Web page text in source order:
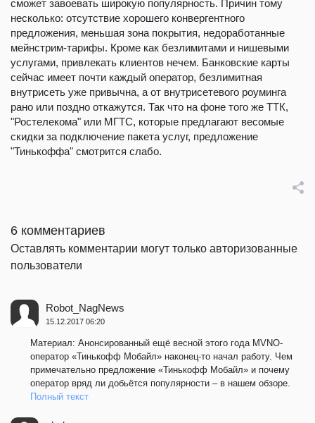
сможет завоевать широкую популярность. Причин тому
несколько: отсутствие хорошего конвергентного
предложения, меньшая зона покрытия, недоработанные
мейнстрим-тарифы. Кроме как безлимитами и нишевыми
услугами, привлекать клиентов нечем. Банковские карты
сейчас имеет почти каждый оператор, безлимитная
внутрисеть уже привычна, а от внутрисетевого роуминга
рано или поздно откажутся. Так что на фоне того же ТТК,
"Ростелекома" или МГТС, которые предлагают весомые
скидки за подключение пакета услуг, предложение
"Тинькоффа" смотрится слабо.
6 комментариев
Оставлять комментарии могут только авторизованные
пользователи
Robot_NagNews
15.12.2017 06:20
Материал: Анонсированный ещё весной этого года MVNO-
оператор «Тинькофф Мобайл» наконец-то начал работу. Чем
примечательно предложение «Тинькофф Мобайл» и почему
оператор вряд ли добьётся популярности – в нашем обзоре.
Полный текст